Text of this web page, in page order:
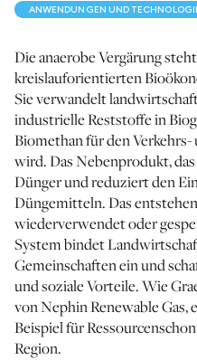
ANWENDUNGEN UND
Die anaerobe Vergärung
kreislauforientierten
Sie verwandelt
industrielle Reststoffe in
Biomethan für den
wird. Das Nebenprodukt,
Dünger und reduziert den
Düngemitteln. Das
wiederverwendet oder
System bindet
Gemeinschaften ein und
und soziale Vorteile. Wie
von Nephin Renewable Gas,
Beispiel für
Region.